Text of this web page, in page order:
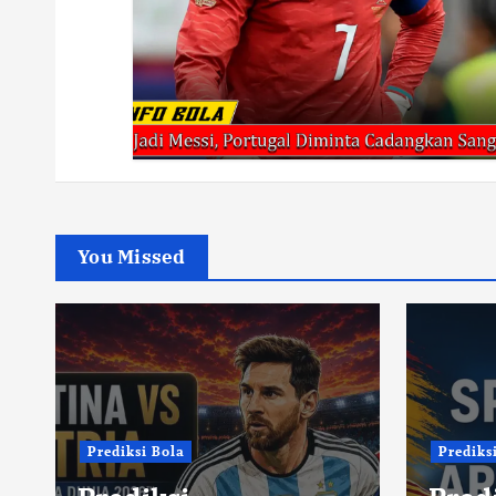
You Missed
Prediksi Bola